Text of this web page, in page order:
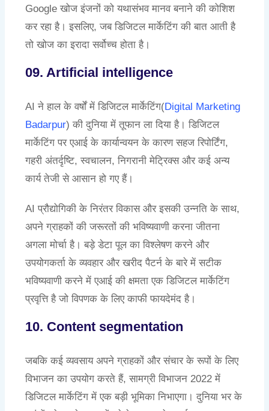
Google खोज इंजनों को यथासंभव मानव बनाने की कोशिश
कर रहा है। इसलिए, जब डिजिटल मार्केटिंग की बात आती है
तो खोज का इरादा सर्वोच्च होता है।
09. Artificial intelligence
AI ने हाल के वर्षों में डिजिटल मार्केटिंग(Digital Marketing
Badarpur) की दुनिया में तूफान ला दिया है। डिजिटल
मार्केटिंग पर एआई के कार्यान्वयन के कारण सहज रिपोर्टिंग,
गहरी अंतर्दृष्टि, स्वचालन, निगरानी मेट्रिक्स और कई अन्य
कार्य तेजी से आसान हो गए हैं।
AI प्रौद्योगिकी के निरंतर विकास और इसकी उन्नति के साथ,
अपने ग्राहकों की जरूरतों की भविष्यवाणी करना जीतना
अगला मोर्चा है। बड़े डेटा पूल का विश्लेषण करने और
उपयोगकर्ता के व्यवहार और खरीद पैटर्न के बारे में सटीक
भविष्यवाणी करने में एआई की क्षमता एक डिजिटल मार्केटिंग
प्रवृत्ति है जो विपणक के लिए काफी फायदेमंद है।
10. Content segmentation
जबकि कई व्यवसाय अपने ग्राहकों और संचार के रूपों के लिए
विभाजन का उपयोग करते हैं, सामग्री विभाजन 2022 में
डिजिटल मार्केटिंग में एक बड़ी भूमिका निभाएगा। दुनिया भर के